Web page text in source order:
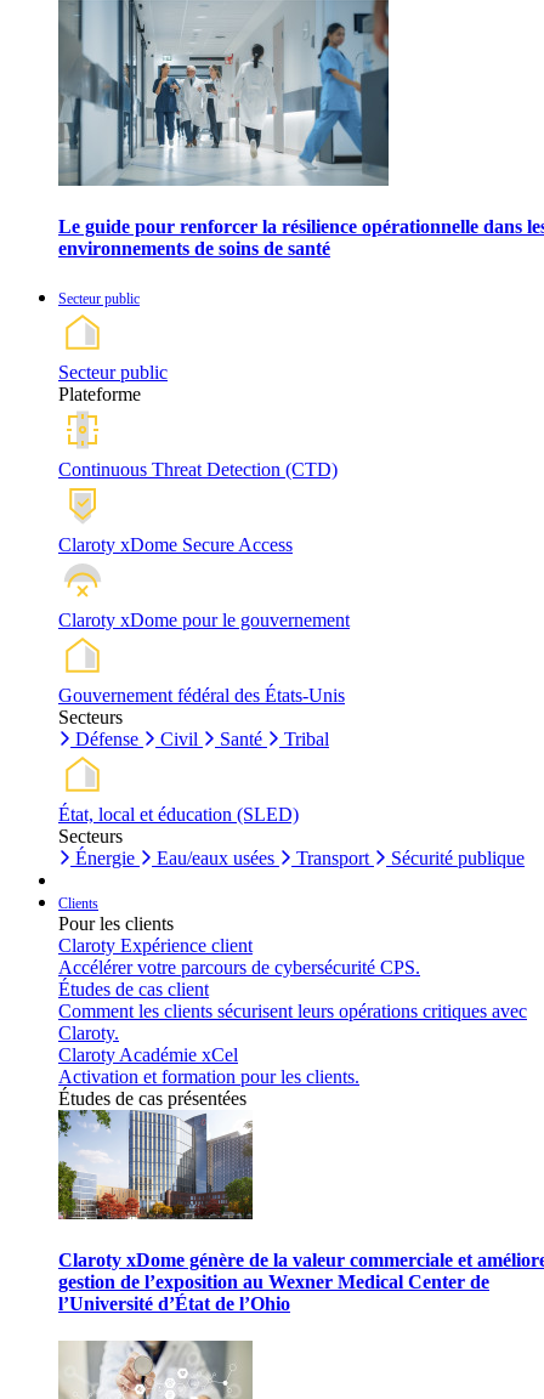
Le guide pour renforcer la résilience opérationnelle dans
environnements de soins de santé
Secteur public
Secteur public
Plateforme
Continuous Threat Detection (CTD)
Claroty xDome Secure Access
Claroty xDome pour le gouvernement
Gouvernement fédéral des États-Unis
Secteurs
Défense
Civil Santé Tribal
État, local et éducation (SLED)
Secteurs
Énergie
Eau/eaux usées Transport Sécurité publique
Clients
Pour les clients
Claroty Expérience client
Accélérer votre parcours de cybersécurité CPS.
Études de cas client
Comment les clients sécurisent leurs opérations critiques avec
Claroty.
Claroty Académie xCel
Activation et formation pour les clients.
Études de cas présentées
Claroty xDome génère de la valeur commerciale et
gestion de l’exposition au Wexner Medical Center de
l’Université d’État de l’Ohio